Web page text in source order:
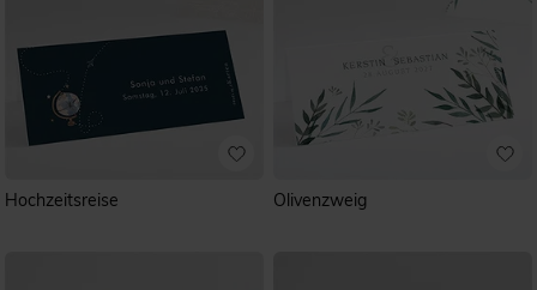
Hochzeitsreise Olivenzweig